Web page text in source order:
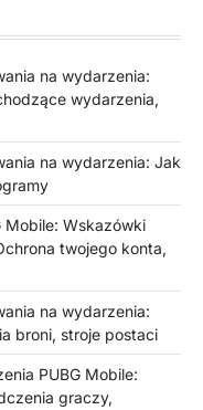
na wydarzenia:
wydarzenia,
na wydarzenia: Jak
Mobile: Wskazówki
twojego konta,
na wydarzenia:
broni, stroje postaci
PUBG Mobile:
graczy,